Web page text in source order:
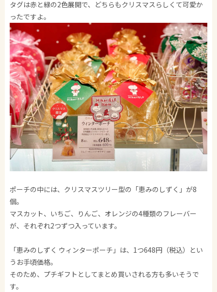
タグは赤と緑の2色展開で、どちらもクリスマスらしくて可愛か
ったですよ。
ポーチの中には、クリスマスツリー型の「恵みのしずく」が8
個。
マスカット、いちご、りんご、オレンジの4種類のフレーバー
が、それぞれ2つずつ入っています。
「恵みのしずく ウィンターポーチ」は、1つ648円（税込）とい
うお手頃価格。
そのため、プチギフトとしてまとめ買いされる方も多いそうで
す。